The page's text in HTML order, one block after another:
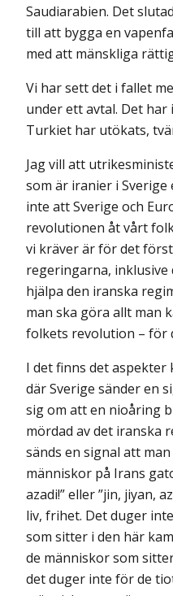
Saudiarabien. Det
till att bygga en
med att mänskliga
Vi har sett det i fallet
under ett avtal. Det
Turkiet har utökats,
Jag vill att
som är iranier i
inte att Sverige och
revolutionen åt vårt
vi kräver är för det
regeringarna, inklusive
hjälpa den iranska
man ska göra allt man
folkets revolution – för
I det finns det aspekter
där Sverige sänder en
sig om att en nioåring
mördad av det iranska
sänds en signal att
människor på Irans
azadi!” eller ”jin, jiyan,
liv, frihet. Det duger
som sitter i den här
de människor som
det duger inte för de